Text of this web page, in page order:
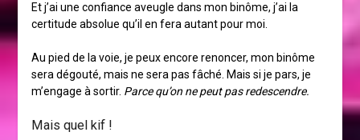
Et j’ai une confiance aveugle dans mon binôme, j’ai la
certitude absolue qu’il en fera autant pour moi.
Au pied de la voie, je peux encore renoncer, mon binôme
sera dégouté, mais ne sera pas fâché. Mais si je pars, je
m’engage à sortir. Parce qu’on ne peut pas redescendre.
Mais quel kif !